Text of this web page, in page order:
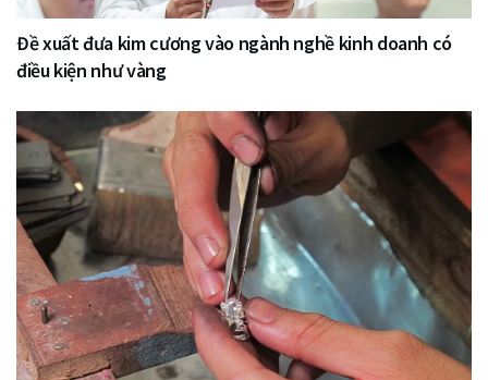
Đề xuất đưa kim cương vào ngành nghề kinh doanh có
điều kiện như vàng